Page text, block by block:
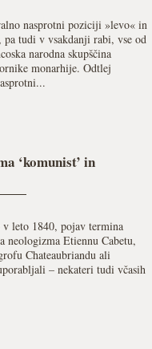
nasprotni poziciji »levo« in
tudi v vsakdanji rabi, vse od
narodna skupščina
monarhije. Odtlej
‘komunist’ in
leto 1840, pojav termina
neologizma Etiennu Cabetu,
Chateaubriandu ali
– nekateri tudi včasih